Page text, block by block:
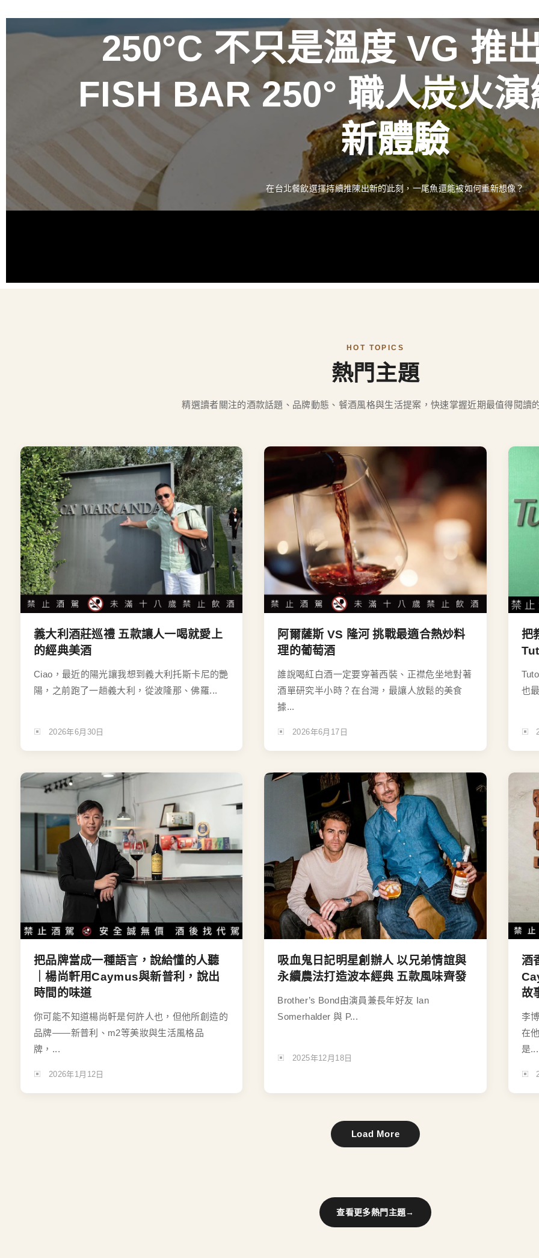
250°C不只是溫度 VG 推
FISH BAR 250° 職人炭火
新體驗
在台北餐飲選擇持續推陳出新的此刻，一尾魚還能被如何重新想像？
新聞資訊 最新消息
百富攜手金獎藝術家推出 花
禮盒 循四季流轉描繪時間之
工藝經典 獻禮中
HOT TOPICS
熱門主題
精選讀者關注的酒款話題、品牌動態、餐酒風格與生活提案，快速掌握近期最值得閱讀
義大利酒莊巡禮 五款讓人一喝就愛上
的經典美酒
Ciao，最近的陽光讓我想到義大利托斯卡尼的艷
陽，之前跑了一趟義大利，從波隆那、佛羅...
2026年6月30日
阿爾薩斯 VS 隆河 挑戰最適合熱炒料
理的葡萄酒
誰說喝紅白酒一定要穿著西裝、正襟危坐地對著
酒單研究半小時？在台灣，最讓人放鬆的美食
據...
2026年6月17日
把
也
把品牌當成一種語言，說給懂的人聽
｜楊尚軒用Caymus與新普利，說出
時間的味道
你可能不知道楊尚軒是何許人也，但他所創造的
品牌——新普利、m2等美妝與生活風格品
牌，...
2026年1月12日
吸血鬼日記明星創辦人 以兄弟情誼與
永續農法打造波本經典 五款風味齊發
Brother’s Bond由演員兼長年好友 Ian
Somerhalder 與 P...
2025年12月18日
酒
故
李
在
是...
Load More
查看更多熱門主題→